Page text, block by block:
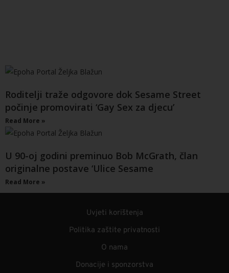
Roditelji traže odgovore dok Sesame Street
počinje promovirati ‘Gay Sex za djecu’
Read More »
U 90-oj godini preminuo Bob McGrath, član
originalne postave ‘Ulice Sesame
Read More »
Uvjeti korištenja
Politika zaštite privatnosti
O nama
Donacije i sponzorstva